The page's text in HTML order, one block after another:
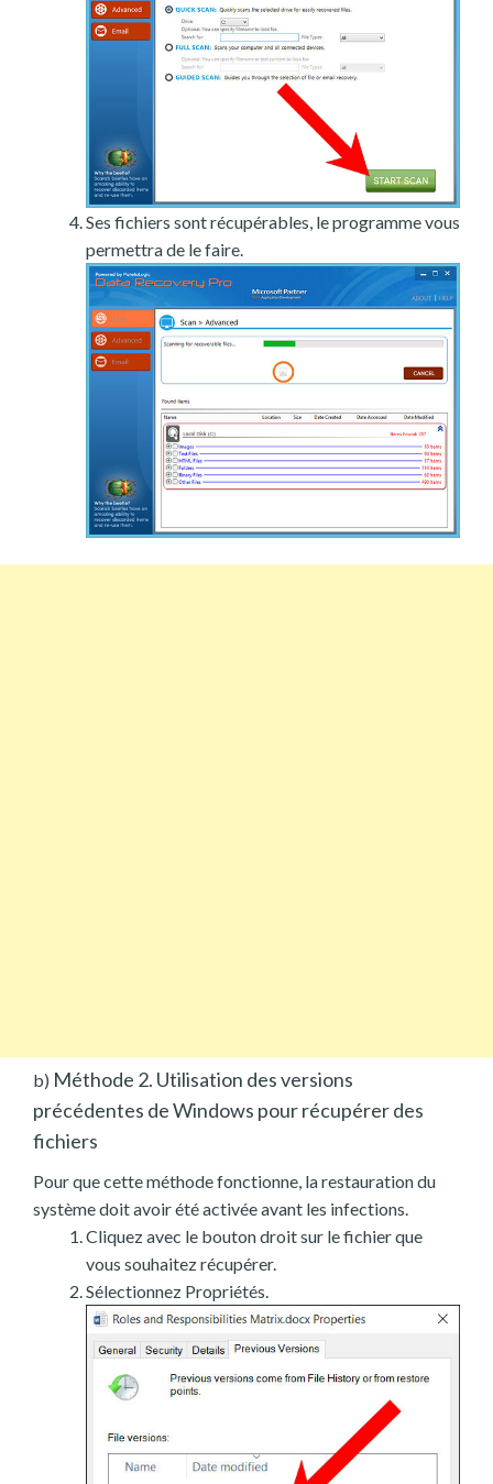
Ses fichiers sont récupérables, le programme vous
permettra de le faire.
b) Méthode 2. Utilisation des versions
précédentes de Windows pour récupérer des
fichiers
Pour que cette méthode fonctionne, la restauration du
système doit avoir été activée avant les infections.
Cliquez avec le bouton droit sur le fichier que
vous souhaitez récupérer.
Sélectionnez Propriétés.